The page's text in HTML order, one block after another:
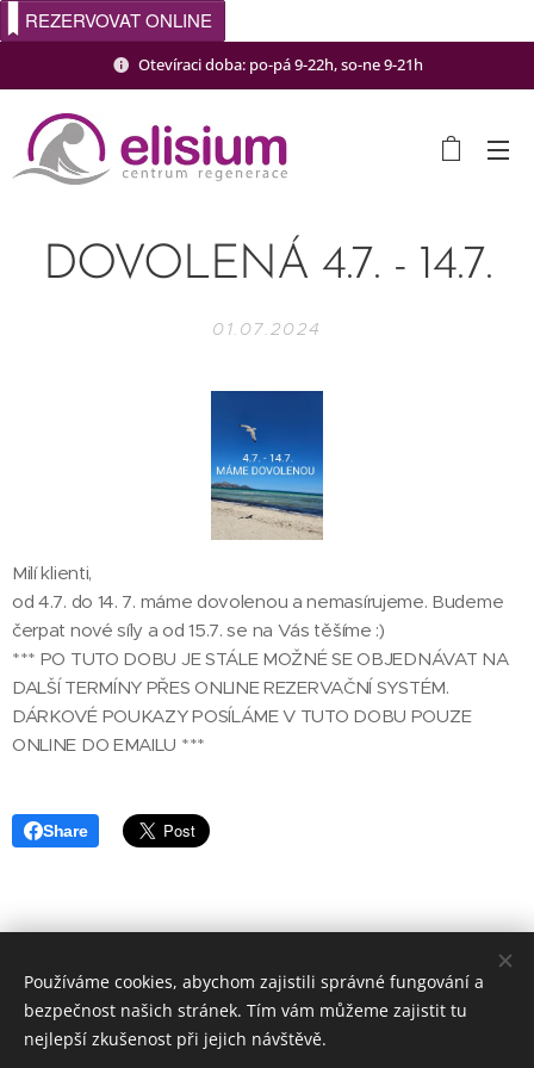
REZERVOVAT ONLINE
Otevíraci doba: po-pá 9-22h, so-ne 9-21h
DOVOLENÁ 4.7. - 14.7.
01.07.2024
Milí klienti,
od 4.7. do 14. 7. máme dovolenou a nemasírujeme. Budeme
čerpat nové síly a od 15.7. se na Vás těšíme :)
*** PO TUTO DOBU JE STÁLE MOŽNÉ SE OBJEDNÁVAT NA
DALŠÍ TERMÍNY PŘES ONLINE REZERVAČNÍ SYSTÉM.
DÁRKOVÉ POUKAZY POSÍLÁME V TUTO DOBU POUZE
ONLINE DO EMAILU ***
Share
© 2014 ELISIUM - centrum regenerace, Nekvasilova 692/31, Praha
8 - Karlín
Používáme cookies, abychom zajistili správné fungování a
bezpečnost našich stránek. Tím vám můžeme zajistit tu
nejlepší zkušenost při jejich návštěvě.